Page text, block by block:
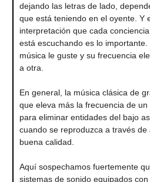
dejando las letras de lado,
que está teniendo en el oyente. Y
interpretación que cada
está escuchando es lo
música le guste y su frecuencia
a otra.
En general, la música clásica de
que eleva más la frecuencia de
para eliminar entidades del bajo
cuando se reproduzca a través
buena calidad.
Aquí sospechamos fuertemente
sistemas de sonido equipados